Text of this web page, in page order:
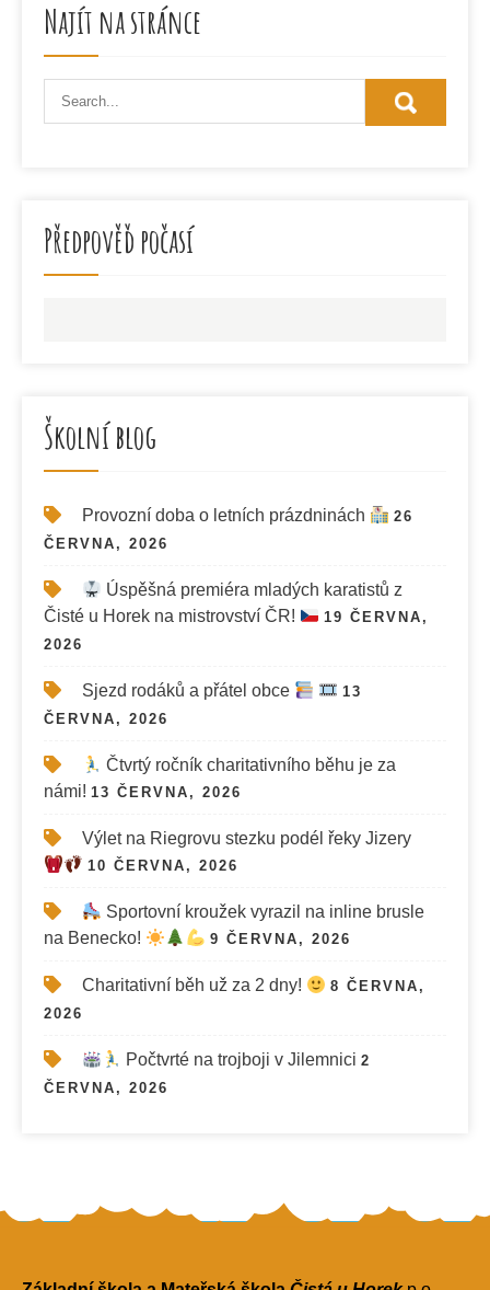
Najít na stránce
Předpověď počasí
Školní blog
Provozní doba o letních prázdninách
26
ČERVNA, 2026
Úspěšná premiéra mladých karatistů z
Čisté u Horek na mistrovství ČR!
19 ČERVNA,
2026
Sjezd rodáků a přátel obce
13
ČERVNA, 2026
Čtvrtý ročník charitativního běhu je za
námi! 13 ČERVNA, 2026
Výlet na Riegrovu stezku podél řeky Jizery
10 ČERVNA, 2026
Sportovní kroužek vyrazil na inline brusle
na Benecko!
9 ČERVNA, 2026
Charitativní běh už za 2 dny!
8 ČERVNA,
2026
Počtvrté na trojboji v Jilemnici 2
ČERVNA, 2026